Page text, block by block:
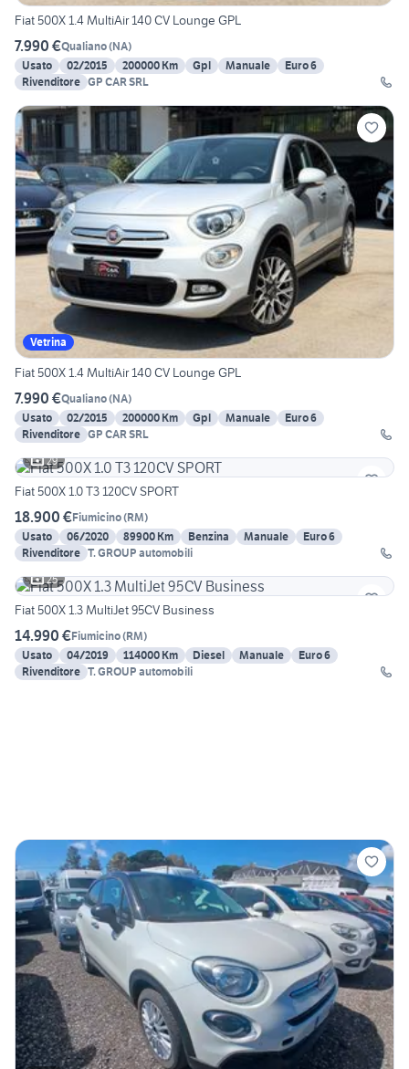
Fiat 500X 1.4 MultiAir 140 CV Lounge GPL
7.990 €Qualiano(NA)
Usato
02/2015 200000 Km Gpl Manuale
Euro 6
Rivenditore GP CAR SRL
Vetrina
Fiat 500X 1.4 MultiAir 140 CV Lounge GPL
7.990 €Qualiano(NA)
Usato
02/2015 200000 Km Gpl Manuale
Euro 6
Rivenditore GP CAR SRL
29
Fiat 500X 1.0 T3 120CV SPORT
18.900 €Fiumicino(RM)
Usato
06/2020 89900 Km Benzina Manuale
Euro 6
Rivenditore T. GROUP automobili
25
Fiat 500X 1.3 MultiJet 95CV Business
14.990 €Fiumicino(RM)
Usato
04/2019 114000 Km Diesel Manuale
Euro 6
Rivenditore T. GROUP automobili